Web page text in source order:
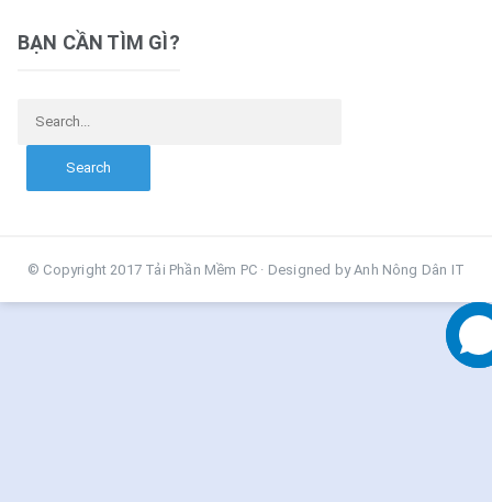
BẠN CẦN TÌM GÌ?
© Copyright 2017 Tải Phần Mềm PC · Designed by Anh Nông Dân IT